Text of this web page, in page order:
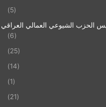
(5)
(6)
(25)
(14)
(1)
(21)